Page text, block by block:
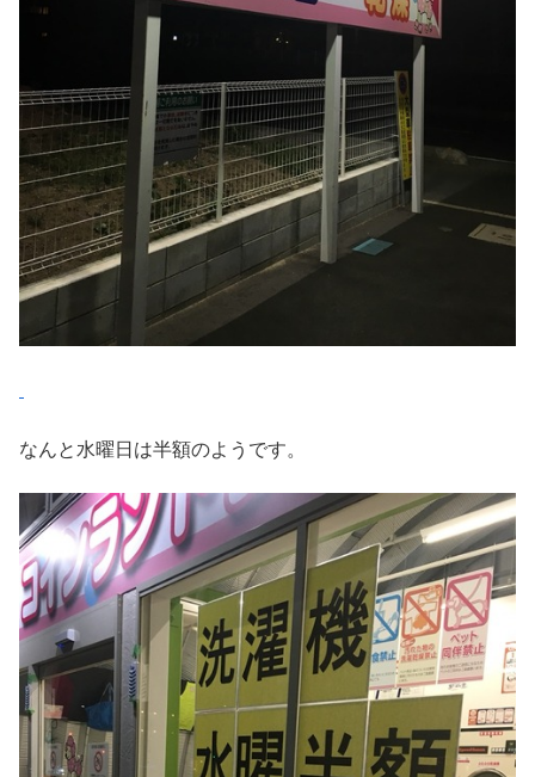
なんと水曜日は半額のようです。